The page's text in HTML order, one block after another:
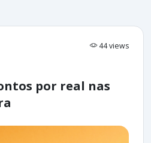
44 views
por real nas